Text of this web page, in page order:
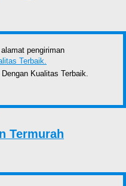
pengiriman
Kualitas Terbaik.
Termurah